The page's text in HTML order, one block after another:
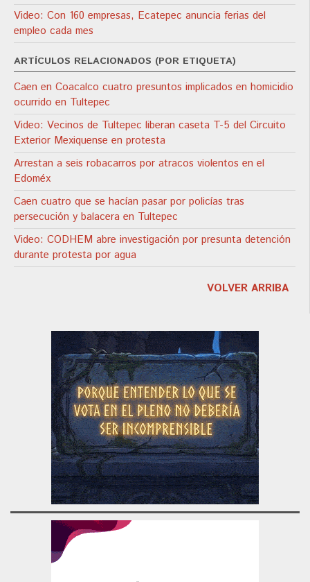
Video: Con 160 empresas, Ecatepec anuncia ferias del
empleo cada mes
ARTÍCULOS RELACIONADOS (POR ETIQUETA)
Caen en Coacalco cuatro presuntos implicados en homicidio
ocurrido en Tultepec
Video: Vecinos de Tultepec liberan caseta T-5 del Circuito
Exterior Mexiquense en protesta
Arrestan a seis robacarros por atracos violentos en el
Edoméx
Caen cuatro que se hacían pasar por policías tras
persecución y balacera en Tultepec
Video: CODHEM abre investigación por presunta detención
durante protesta por agua
VOLVER ARRIBA